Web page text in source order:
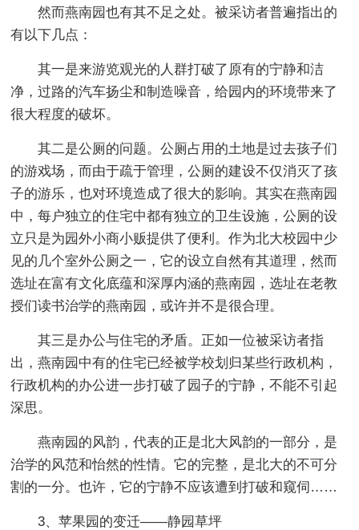
然而燕南园也有其不足之处。被采访者普遍指出的
有以下几点：
其一是来游览观光的人群打破了原有的宁静和洁
净，过路的汽车扬尘和制造噪音，给园内的环境带来了
很大程度的破坏。
其二是公厕的问题。公厕占用的土地是过去孩子们
的游戏场，而由于疏于管理，公厕的建设不仅消灭了孩
子的游乐，也对环境造成了很大的影响。其实在燕南园
中，每户独立的住宅中都有独立的卫生设施，公厕的设
立只是为园外小商小贩提供了便利。作为北大校园中少
见的几个室外公厕之一，它的设立自然有其道理，然而
选址在富有文化底蕴和深厚内涵的燕南园，选址在老教
授们读书治学的燕南园，或许并不是很合理。
其三是办公与住宅的矛盾。正如一位被采访者指
出，燕南园中有的住宅已经被学校划归某些行政机构，
行政机构的办公进一步打破了园子的宁静，不能不引起
深思。
燕南园的风韵，代表的正是北大风韵的一部分，是
治学的风范和怡然的性情。它的完整，是北大的不可分
割的一分。也许，它的宁静不应该遭到打破和窥伺……
3、苹果园的变迁——静园草坪